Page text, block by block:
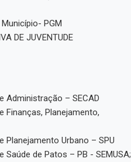
PGM
DE JUVENTUDE
Administração – SECAD
Finanças, Planejamento,
Planejamento Urbano – SPU
Saúde de Patos – PB - SEMUSA;